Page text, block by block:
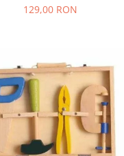
129,00 RON